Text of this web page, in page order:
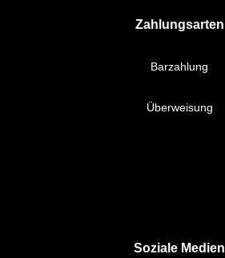
Zahlungsarten
Barzahlung
Überweisung
Soziale Medien